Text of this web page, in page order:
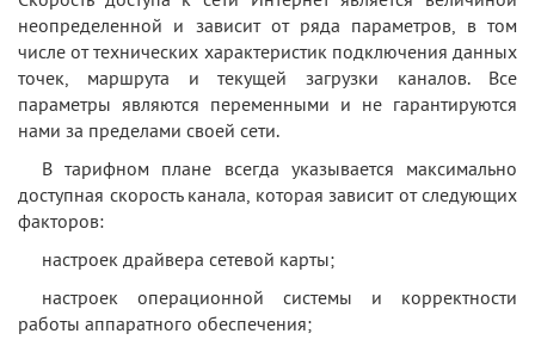
неопределенной и зависит от ряда параметров, в том
числе от технических характеристик подключения данных
точек, маршрута и текущей загрузки каналов. Все
параметры являются переменными и не гарантируются
нами за пределами своей сети.
В тарифном плане всегда указывается максимально
доступная скорость канала, которая зависит от следующих
факторов:
настроек драйвера сетевой карты;
настроек операционной системы и корректности
работы аппаратного обеспечения;